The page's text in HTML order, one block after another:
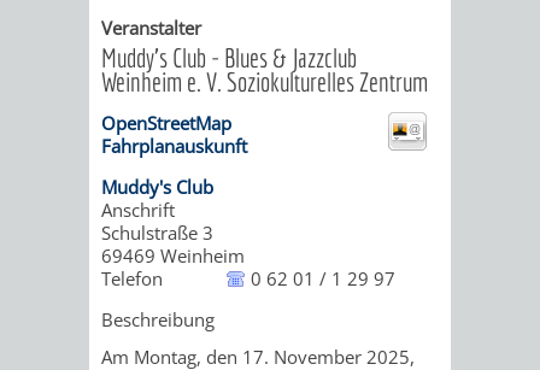
UND
VEREINE
UND
Veranstalter
Muddy's Club - Blues & Jazzclub
Weinheim e. V. Soziokulturelles Zentrum
OpenStreetMap
Fahrplanauskunft
Muddy's Club
Anschrift
Schulstraße 3
69469 Weinheim
Telefon
0 62 01 / 1 29 97
Beschreibung
Am Montag, den 17. November 2025,